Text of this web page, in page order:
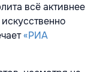
всё активнее
«РИА